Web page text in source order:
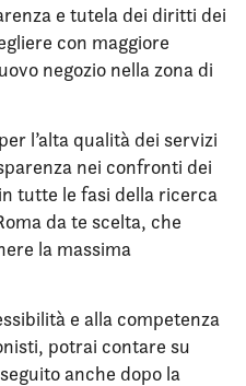
e tutela dei diritti dei
con maggiore
negozio nella zona di
l’alta qualità dei servizi
nei confronti dei
tutte le fasi della ricerca
da te scelta, che
la massima
e alla competenza
potrai contare su
anche dopo la